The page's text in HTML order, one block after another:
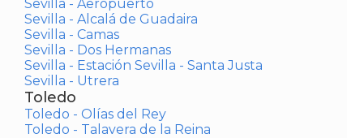
Sevilla - Aeropuerto
Sevilla - Alcalá de Guadaira
Sevilla - Camas
Sevilla - Dos Hermanas
Sevilla - Estación Sevilla - Santa Justa
Sevilla - Utrera
Toledo
Toledo - Olías del Rey
Toledo - Talavera de la Reina